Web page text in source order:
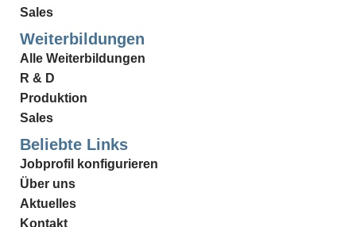
Sales
Weiterbildungen
Alle Weiterbildungen
R & D
Produktion
Sales
Beliebte Links
Jobprofil konfigurieren
Über uns
Aktuelles
Kontakt